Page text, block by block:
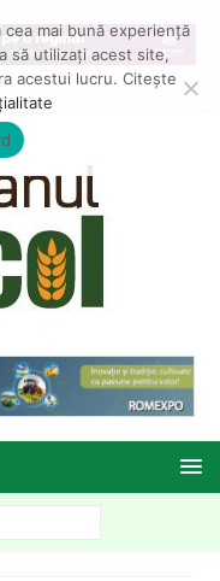
mai bună experiență
să utilizați acest site,
acestui lucru. Citește